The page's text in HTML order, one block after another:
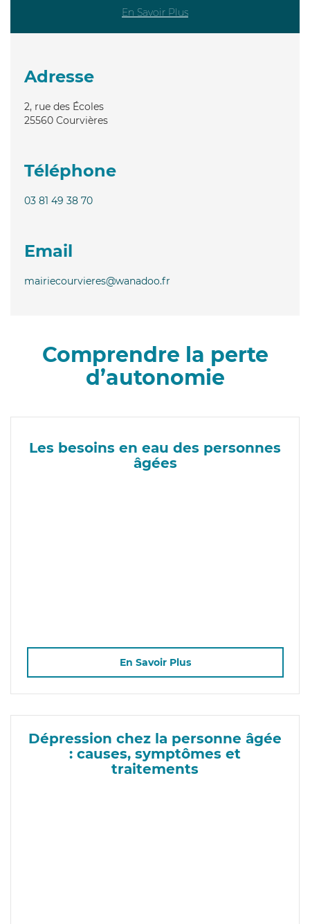
En Savoir Plus
Adresse
2, rue des Écoles
25560 Courvières
Téléphone
03 81 49 38 70
Email
mairiecourvieres@wanadoo.fr
Comprendre la perte
d’autonomie
Les besoins en eau des personnes
âgées
En Savoir Plus
Dépression chez la personne âgée
: causes, symptômes et
traitements